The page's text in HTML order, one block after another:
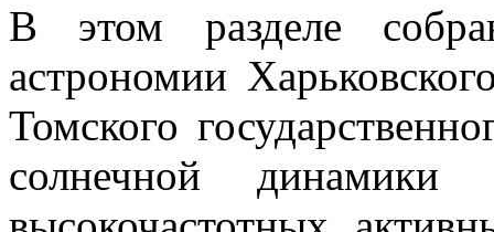
В этом разделе
астрономии
Томского
солнечной